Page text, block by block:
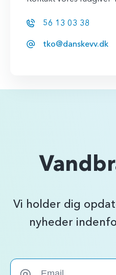
56 13 03 38
tko@danskevv.dk
Vi holder dig
nyheder